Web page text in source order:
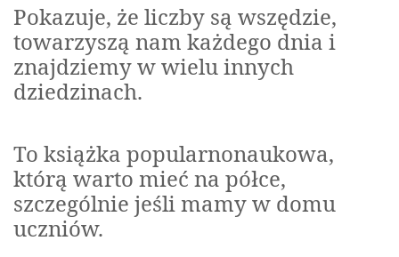
Pokazuje, że liczby są wszędzie,
towarzyszą nam każdego dnia i
znajdziemy w wielu innych
dziedzinach.
To książka popularnonaukowa,
którą warto mieć na półce,
szczególnie jeśli mamy w domu
uczniów.